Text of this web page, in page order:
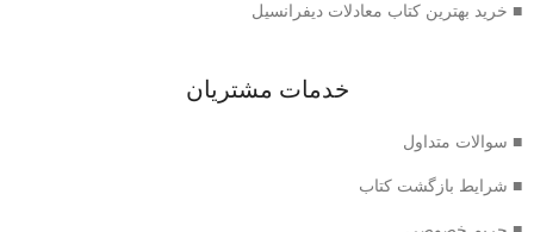
■ خرید بهترین کتاب معادلات دیفرانسیل
خدمات مشتریان
■ سوالات متداول
■ شرایط بازگشت کتاب